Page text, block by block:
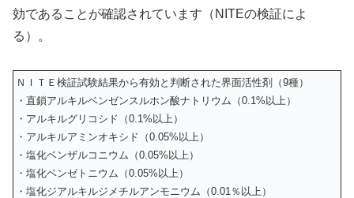
効であることが確認されています（NITEの検証によ
る）。
ＮＩＴＥ検証試験結果から有効と判断された界面活性剤（9種）
・直鎖アルキルベンゼンスルホン酸ナトリウム（0.1%以上）
・アルキルグリコシド（0.1%以上）
・アルキルアミンオキシド（0.05%以上）
・塩化ベンザルコニウム（0.05%以上）
・塩化ベンゼトニウム（0.05%以上）
・塩化ジアルキルジメチルアンモニウム（0.01％以上）